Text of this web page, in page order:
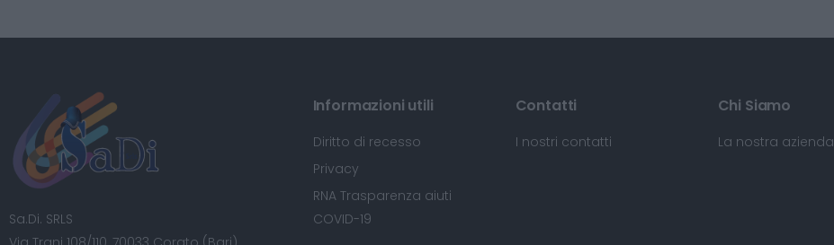
Sa.Di. SRLS
Informazioni utili
Diritto di recesso
Privacy
RNA Trasparenza aiuti
COVID-19
Contatti
I nostri contatti
Chi Siamo
La nostra azienda